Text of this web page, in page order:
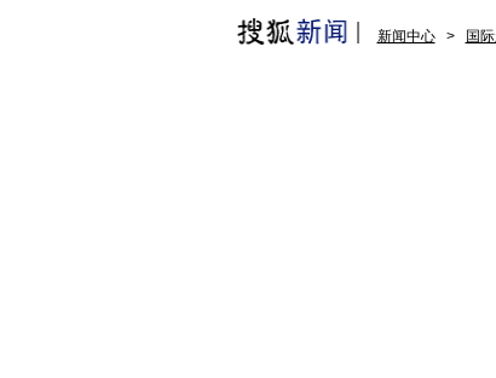
新闻中心 > 国